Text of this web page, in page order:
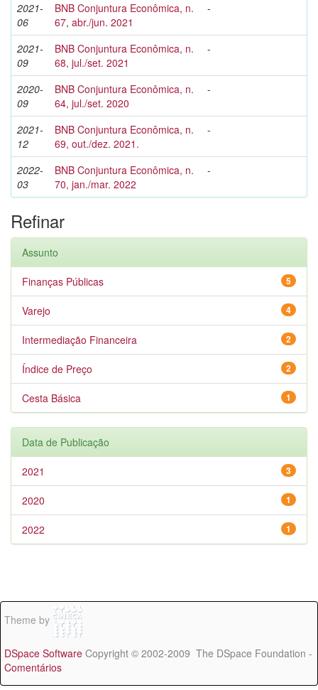
2021-
06
BNB Conjuntura Econômica, n.
67, abr./jun. 2021
-
2021-
09
BNB Conjuntura Econômica, n.
68, jul./set. 2021
-
2020-
09
BNB Conjuntura Econômica, n.
64, jul./set. 2020
-
2021-
12
BNB Conjuntura Econômica, n.
69, out./dez. 2021.
-
2022-
03
BNB Conjuntura Econômica, n.
70, jan./mar. 2022
-
Refinar
Assunto
5
Finanças Públicas
4
Varejo
2
Intermediação Financeira
2
Índice de Preço
1
Cesta Básica
Data de Publicação
3
2021
1
2020
1
2022
Theme by
DSpace Software Copyright © 2002-2009 The DSpace Foundation -
Comentários